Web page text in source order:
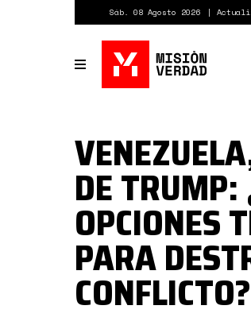
Sáb. 08 Agosto 2026
Toggle
navigation
DE TRUMP:
OPCIONES
PARA
CONFLICTO?